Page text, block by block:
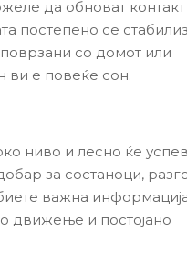
да обноват контакт
постепено се
со домот или
ви е повеќе сон.
ниво и лесно ќе
за состаноци,
важна информација
движење и постојано